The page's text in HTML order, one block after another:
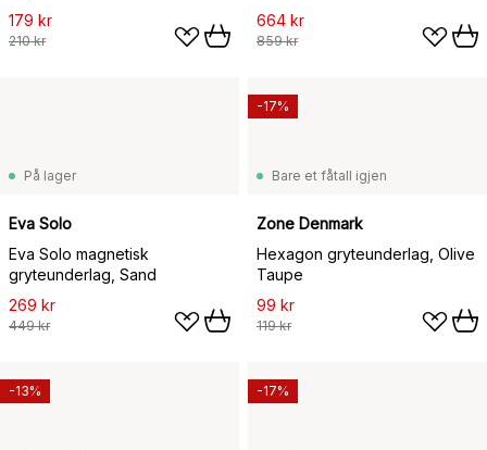
179 kr
210 kr
664 kr
859 kr
På lager
Eva Solo
Eva Solo magnetisk
gryteunderlag, Sand
269 kr
449 kr
Bare et fåtall igjen
Zone Denmark
Hexagon gryteunderlag, Olive
Taupe
99 kr
119 kr
-17%
-13% -17%